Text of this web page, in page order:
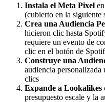
Instala el Meta Pixel
(cubierto en la siguiente
Crea una Audiencia
hicieron clic hasta
requiere un evento de
clic en el botón de
Construye una
audiencia personalizada
clics
Expande a Lookalikes
presupuesto escale y la